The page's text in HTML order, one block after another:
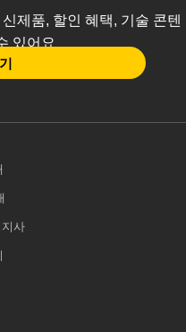
제품, 할인 혜택, 기술 콘텐
있어요
사